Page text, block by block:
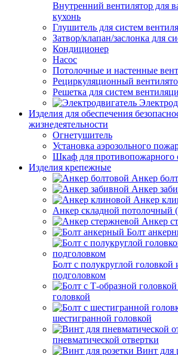
Внутренний вентилятор для
кухонь
Глушитель для систем
Затвор/клапан/заслонка для
Кондиционер
Насос
Потолочные и настенные
Рециркуляционный
Решетка для систем
Изделия для обеспечения
жизнедеятельности
Огнетушитель
Установка аэрозольного
Шкаф для противопожарного
Изделия крепежные
Анкер
Анкер
Анкер
Анкер складной
Анкер
Болт
Болт с полукруглой
подголовком
головкой
шестигранной головкой
пневматической отвертки
Винт для